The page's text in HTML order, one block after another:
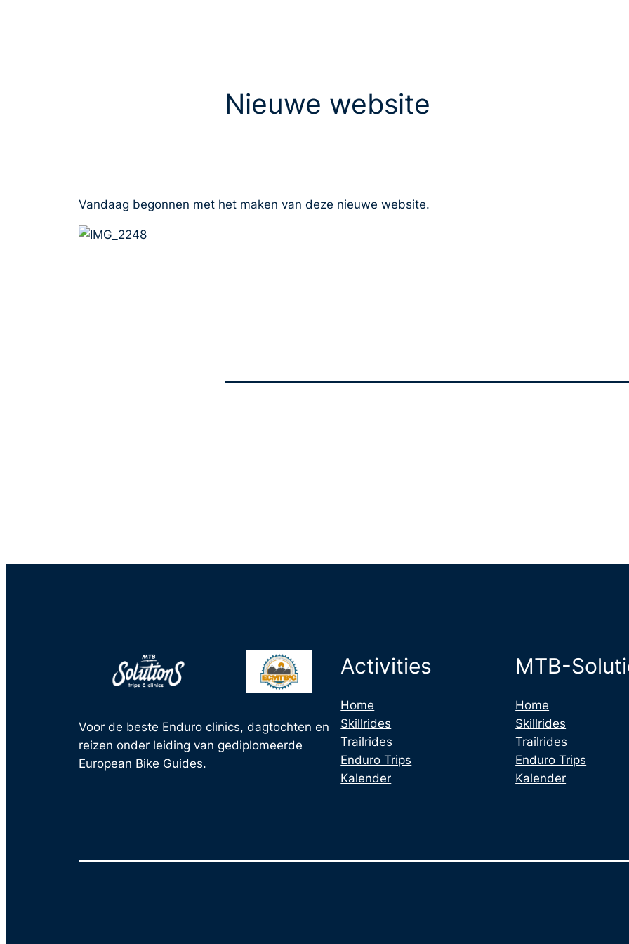
Nieuwe website
Vandaag begonnen met het maken van deze nieuwe website.
Voor de beste Enduro clinics, dagtochten en
reizen onder leiding van gediplomeerde
European Bike Guides.
Activities
Home
Skillrides
Trailrides
Enduro Trips
Kalender
MTB-
Home
Skillrides
Trailrides
Enduro Trips
Kalender